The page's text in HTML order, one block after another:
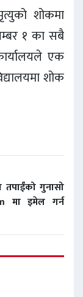
शोकमा
१ का सबै
एक
शोक
तपाईंको गुनासो
मा इमेल गर्न